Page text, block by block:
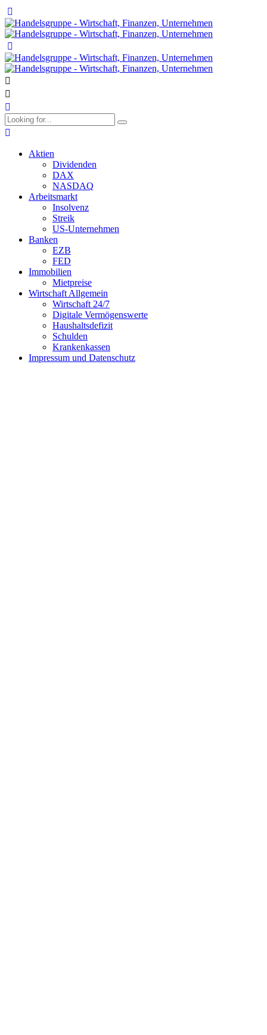
Aktien
Dividenden
DAX
NASDAQ
Arbeitsmarkt
Insolvenz
Streik
US-Unternehmen
Banken
EZB
FED
Immobilien
Mietpreise
Wirtschaft Allgemein
Wirtschaft 24/7
Digitale Vermögenswerte
Haushaltsdefizit
Schulden
Krankenkassen
Impressum und Datenschutz